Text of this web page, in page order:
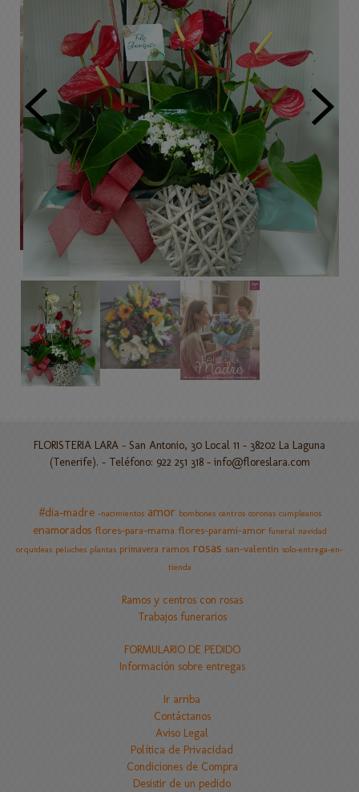
FLORISTERIA LARA - San Antonio, 30 Local 11 - 38202 La Laguna
(Tenerife). - Teléfono: 922 251 318 - info@floreslara.com
#dia-madre -nacimientos amor bombones centros coronas cumpleanos
enamorados flores-para-mama flores-parami-amor funeral navidad
orquideas peluches plantas primavera ramos rosas san-valentin solo-entrega-en-
tienda
Ramos y centros con rosas
Trabajos funerarios
FORMULARIO DE PEDIDO
Información sobre entregas
Ir arriba
Contáctanos
Aviso Legal
Política de Privacidad
Condiciones de Compra
Desistir de un pedido